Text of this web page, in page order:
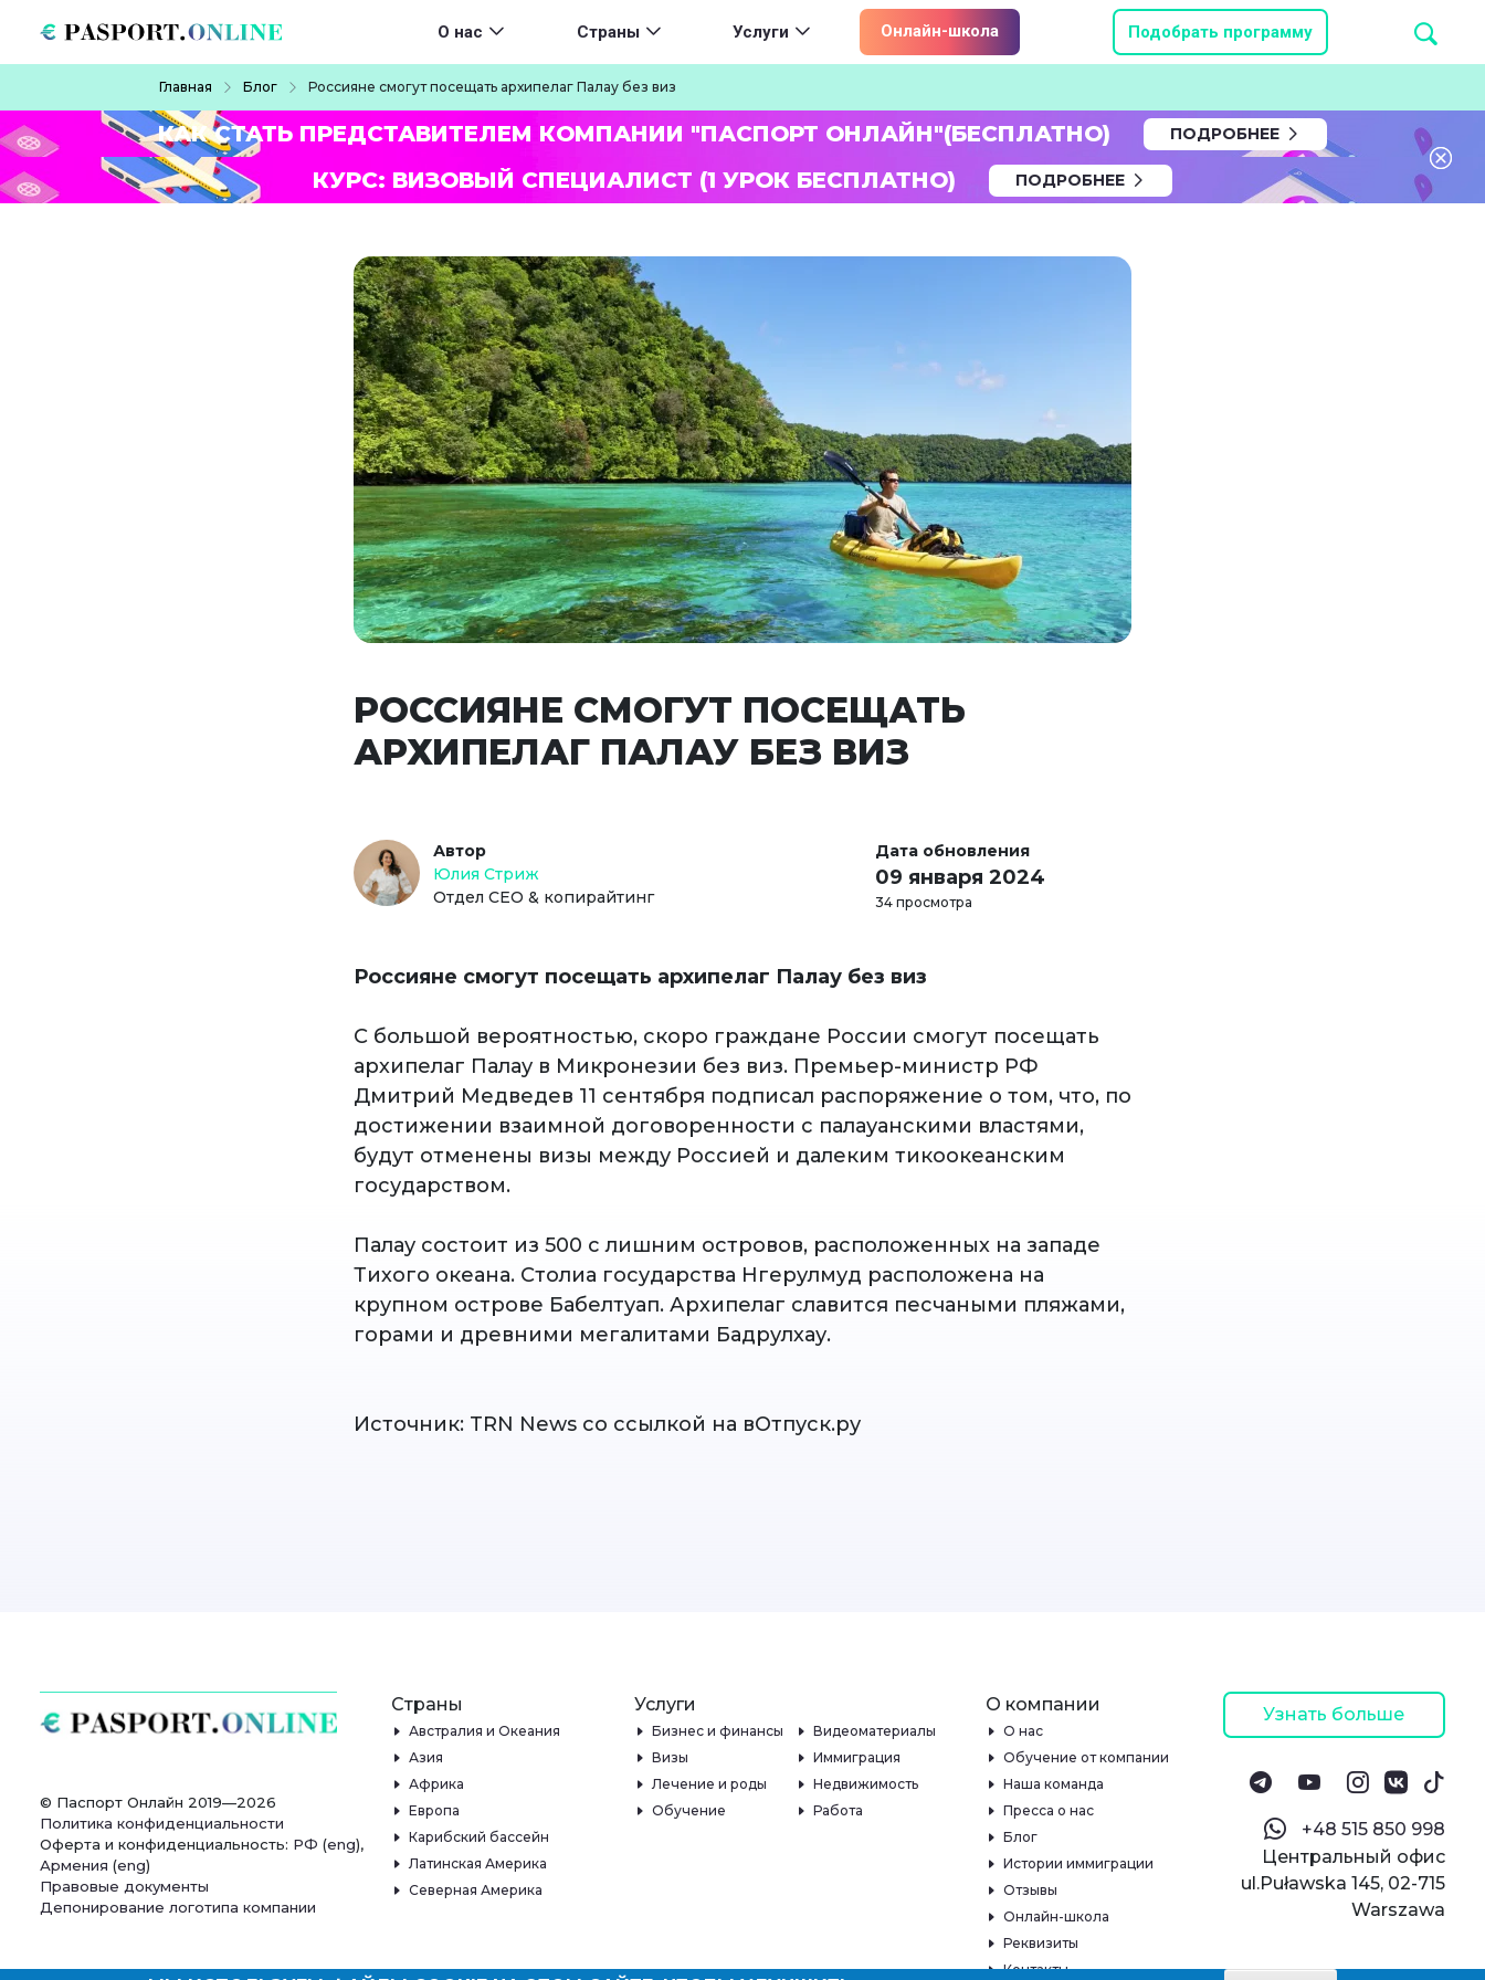
Main navigation
О нас Страны Услуги Онлайн-школа Подобрать программу
Главная Блог Россияне смогут посещать архипелаг Палау без виз
КАК СТАТЬ ПРЕДСТАВИТЕЛЕМ КОМПАНИИ "ПАСПОРТ ОНЛАЙН"(БЕСПЛАТНО) ПОДРОБНЕЕ
КУРС: ВИЗОВЫЙ СПЕЦИАЛИСТ (1 УРОК БЕСПЛАТНО) ПОДРОБНЕЕ
РОССИЯНЕ СМОГУТ ПОСЕЩАТЬ
АРХИПЕЛАГ ПАЛАУ БЕЗ ВИЗ
Автор
Юлия Стриж
Отдел СЕО & копирайтинг
Дата обновления
09 января 2024
34 просмотра
Россияне смогут посещать архипелаг Палау без виз
С большой вероятностью, скоро граждане России смогут посещать
архипелаг Палау в Микронезии без виз. Премьер-министр РФ
Дмитрий Медведев 11 сентября подписал распоряжение о том, что, по
достижении взаимной договоренности с палауанскими властями,
будут отменены визы между Россией и далеким тикоокеанским
государством.
Палау состоит из 500 с лишним островов, расположенных на западе
Тихого океана. Столиа государства Нгерулмуд расположена на
крупном острове Бабелтуап. Архипелаг славится песчаными пляжами,
горами и древними мегалитами Бадрулхау.
Источник: TRN News со ссылкой на вОтпуск.ру
© Паспорт Онлайн 2019—2026
Политика конфиденциальности
Оферта и конфиденциальность: РФ (eng),
Армения (eng)
Правовые документы
Депонирование логотипа компании
Страны
Австралия и Океания
Азия
Африка
Европа
Карибский бассейн
Латинская Америка
Северная Америка
Услуги
Бизнес и финансы
Видеоматериалы
Визы
Иммиграция
Лечение и роды
Недвижимость
Обучение
Работа
О компании
О нас
Обучение от компании
Наша команда
Пресса о нас
Блог
Истории иммиграции
Отзывы
Онлайн-школа
Реквизиты
Контакты
Узнать больше
‪+48 515 850 998‬
Центральный офис
ul.Puławska 145, 02-715
Warszawa